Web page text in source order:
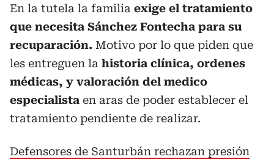
En la tutela la familia exige el tratamiento
que necesita Sánchez Fontecha para su
recuparación. Motivo por lo que piden que
les entreguen la historia clínica, ordenes
médicas, y valoración del medico
especialista en aras de poder establecer el
tratamiento pendiente de realizar.
Defensores de Santurbán rechazan presión